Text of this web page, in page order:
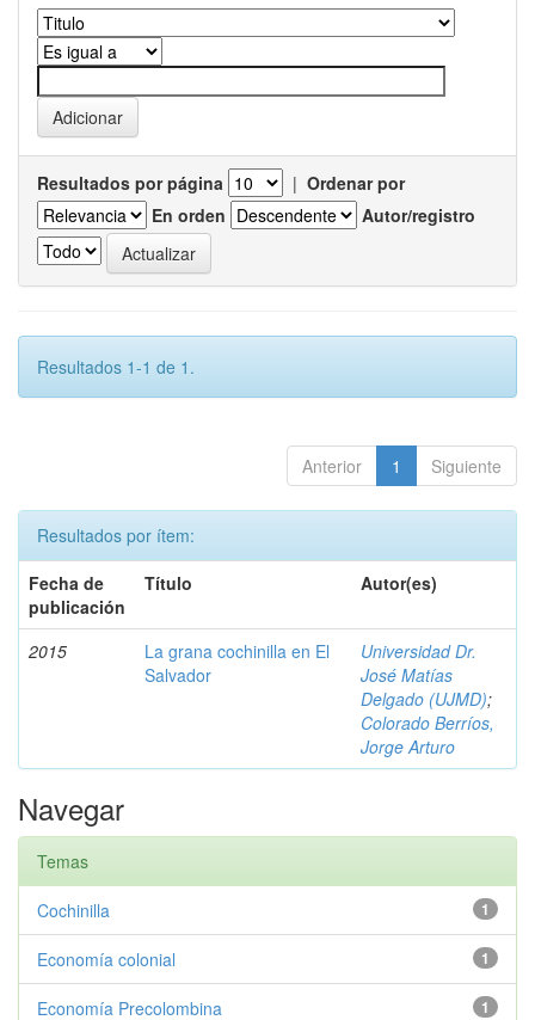
Resultados por página | Ordenar por
En orden
Autor/registro
Resultados 1-1 de 1.
Anterior 1 Siguiente
Resultados por ítem:
Fecha de
publicación
Título Autor(es)
2015
La grana cochinilla en El
Salvador
Universidad Dr.
José Matías
Delgado (UJMD);
Colorado Berríos,
Jorge Arturo
Navegar
Temas
1
Cochinilla
1
Economía colonial
1
Economía Precolombina